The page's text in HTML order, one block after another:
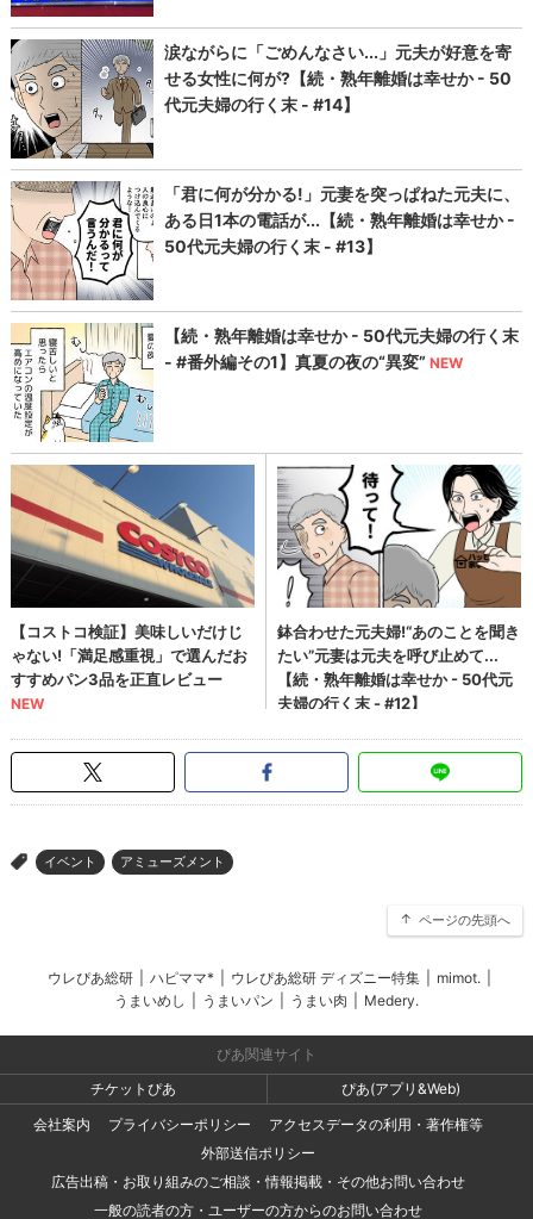
> イベント アミューズメント
ページの先頭へ
ウレぴあ総研 ハピママ* ウレぴあ総研 ディズニー特集 mimot.
うまいめし
うまいパン うまい肉 Medery.
ぴあ関連サイト
チケットぴあ
ぴあ(アプリ&Web)
会社案内
プライバシーポリシー
アクセスデータの利用・著作権等
外部送信ポリシー
広告出稿・お取り組みのご相談・情報掲載・その他お問い合わせ
一般の読者の方・ユーザーの方からのお問い合わせ